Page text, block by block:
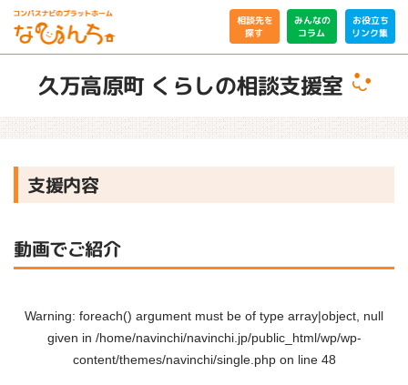
相談先を
探す
みんなの
コラム
お役立ち
リンク集
久万高原町 くらしの相談支援室
支援内容
動画でご紹介
Warning: foreach() argument must be of type array|object, null
given in /home/navinchi/navinchi.jp/public_html/wp/wp-
content/themes/navinchi/single.phpon line 48